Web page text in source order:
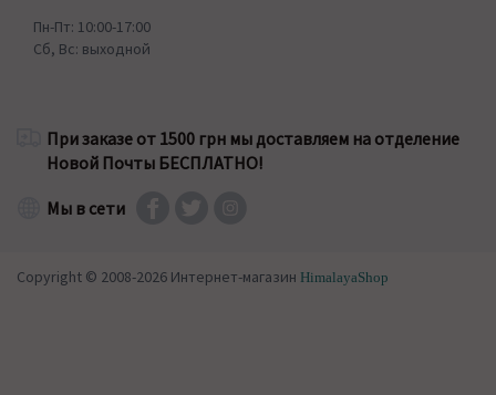
Пн-Пт: 10:00-17:00
Сб, Вс: выходной
При заказе от 1500 грн мы доставляем на отделение
Новой Почты БЕСПЛАТНО!
Мы в сети
Copyright © 2008-2026 Интернет-магазин HimalayaShop